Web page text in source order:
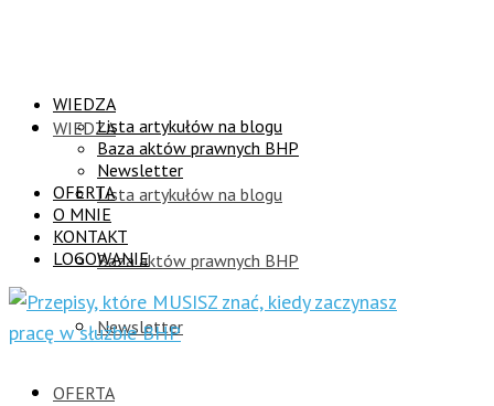
WIEDZA
Lista artykułów na blogu
Baza aktów prawnych BHP
Newsletter
OFERTA
WIEDZA
Lista artykułów na blogu
Baza aktów prawnych BHP
Newsletter
OFERTA
O MNIE
KONTAKT
LOGOWANIE